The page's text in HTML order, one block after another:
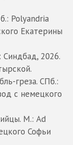
Polyandria
Екатерины
2026.
греза. СПб.:
с немецкого
М.: Ad
Софьи